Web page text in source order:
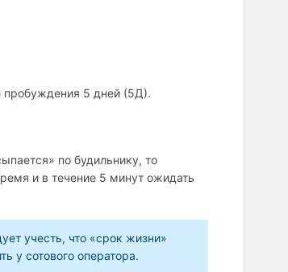
пробуждения 5 дней (5Д).
по будильнику, то
и в течение 5 минут ожидать
учесть, что «срок жизни»
у сотового оператора.